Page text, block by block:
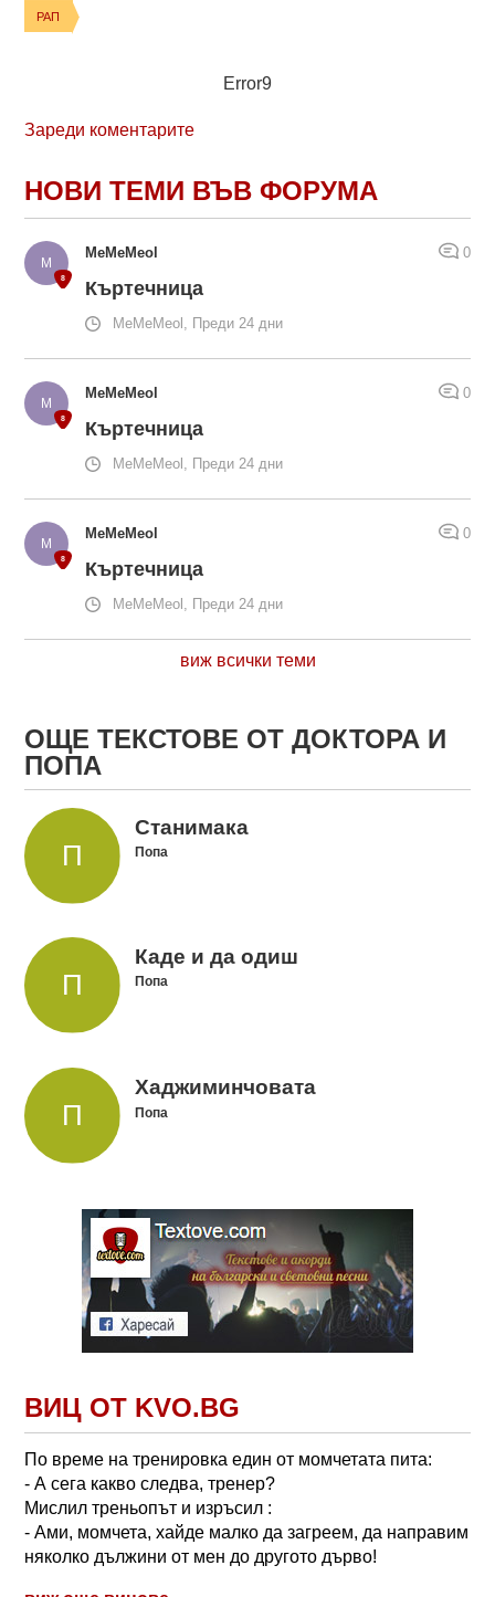
РАП
Error9
Зареди коментарите
НОВИ ТЕМИ ВЪВ ФОРУМА
MeMeMeol 0
Къртечница
MeMeMeol, Преди 24 дни
MeMeMeol 0
Къртечница
MeMeMeol, Преди 24 дни
MeMeMeol 0
Къртечница
MeMeMeol, Преди 24 дни
виж всички теми
ОЩЕ ТЕКСТОВЕ ОТ ДОКТОРА И
ПОПА
Станимака
Попа
Каде и да одиш
Попа
Хаджиминчовата
Попа
ВИЦ ОТ KVO.BG
По време на тренировка един от момчетата пита:
- А сега какво следва, тренер?
Мислил треньопът и изръсил :
- Ами, момчета, хайде малко да загреем, да направим
няколко дължини от мен до другото дърво!